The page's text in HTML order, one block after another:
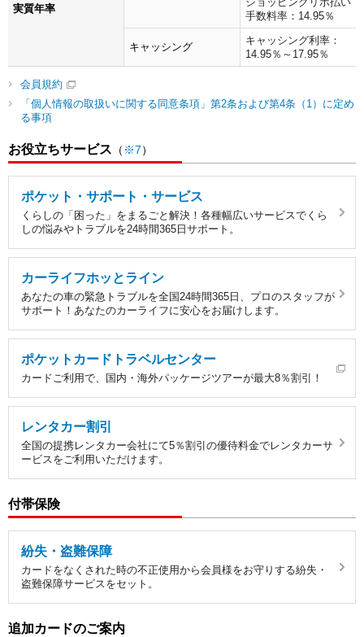
実質年率
手数料率：14.95％
キャッシング
キャッシング利率：
14.95％～17.95％
会員規約
「個人情報の取扱いに関する同意条項」第2条および第4条（1）に定め
る事項
お役立ちサービス （ ※7）
ポケット・サポート・サービス
くらしの「困った」をまるごと解決！各種幅広いサービスでくら
しの悩みやトラブルを24時間365日サポート。
カーライフホッとライン
あなたの車の緊急トラブルを全国24時間365日、プロのスタッフが
サポート！あなたのカーライフに安心をお届けします。
ポケットカードトラベルセンター
カードご利用で、国内・海外パッケージツアーが最大8％割引！
レンタカー割引
全国の提携レンタカー会社にて5％割引の優待料金でレンタカーサ
ービスをご利用いただけます。
付帯保険
紛失・盗難保障
カードをなくされた時の不正使用から会員様をお守りする紛失・
盗難保障サービスをセット。
追加カードのご案内